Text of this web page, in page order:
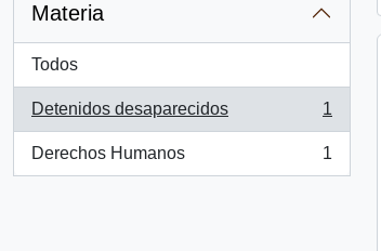
Materia
Todos
Detenidos desaparecidos
, 1 resultados
1
Derechos Humanos
, 1 resultados
1